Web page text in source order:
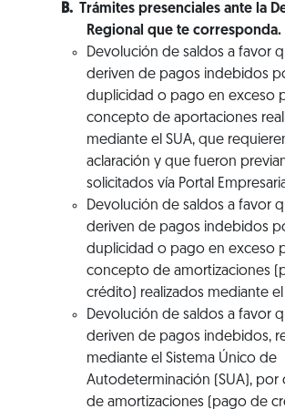
Trámites presenciales ante la
Regional que te corresponda.
Devolución de saldos a favor
deriven de pagos indebidos
duplicidad o pago en exceso
concepto de aportaciones
mediante el SUA, que
aclaración y que fueron
solicitados vía Portal
Devolución de saldos a favor
deriven de pagos indebidos
duplicidad o pago en exceso
concepto de amortizaciones
crédito) realizados mediante el
Devolución de saldos a favor
deriven de pagos indebidos,
mediante el Sistema Único de
Autodeterminación (SUA),
de amortizaciones (pago de